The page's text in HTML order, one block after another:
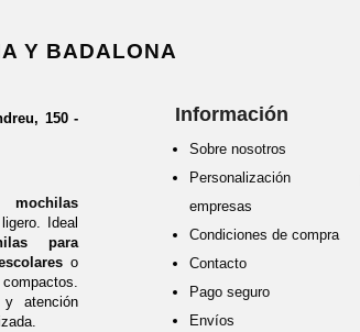
Y BADALONA
150 -
mochilas
Ideal
para
o
y atención
Información
Sobre nosotros
Personalización
empresas
Condiciones de compra
Contacto
Pago seguro
Envíos